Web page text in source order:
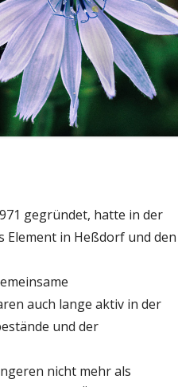
gegründet, hatte in der
Element in Heßdorf und den
auch lange aktiv in der
und der
nicht mehr als